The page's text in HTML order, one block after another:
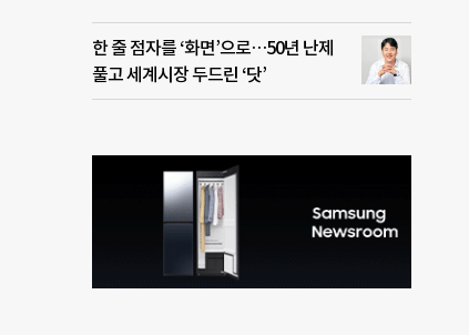
한 줄 점자를 ‘화면’으로…50년 난제
풀고 세계시장 두드린 ‘닷’